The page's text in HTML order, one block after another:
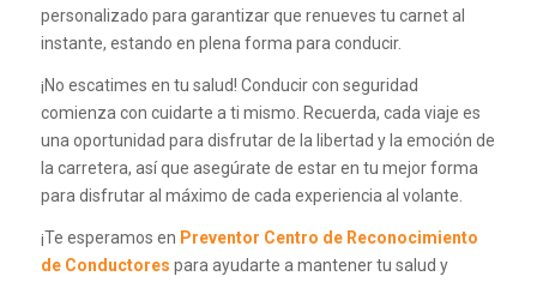
personalizado para garantizar que renueves tu carnet al
instante, estando en plena forma para conducir.
¡No escatimes en tu salud! Conducir con seguridad
comienza con cuidarte a ti mismo. Recuerda, cada viaje es
una oportunidad para disfrutar de la libertad y la emoción de
la carretera, así que asegúrate de estar en tu mejor forma
para disfrutar al máximo de cada experiencia al volante.
¡Te esperamos en Preventor Centro de Reconocimiento
de Conductores para ayudarte a mantener tu salud y